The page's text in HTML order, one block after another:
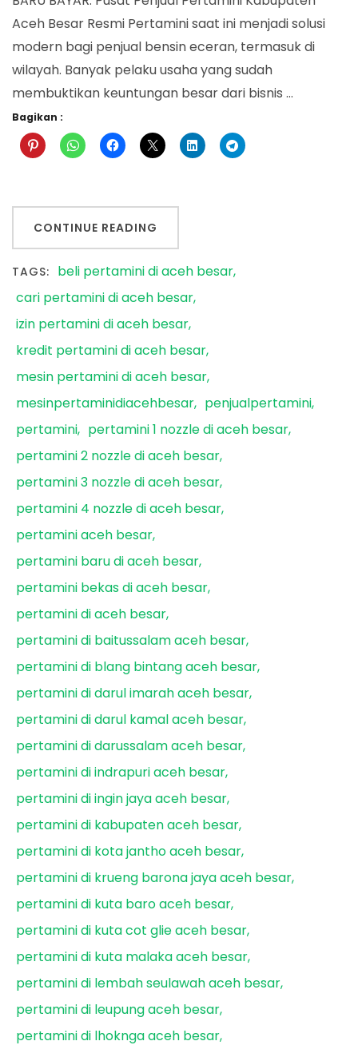
Aceh Besar Resmi Pertamini saat ini menjadi solusi
modern bagi penjual bensin eceran, termasuk di
wilayah. Banyak pelaku usaha yang sudah
membuktikan keuntungan besar dari bisnis …
Bagikan :
CONTINUE READING
TAGS: beli pertamini di aceh besar
cari pertamini di aceh besar
izin pertamini di aceh besar
kredit pertamini di aceh besar
mesin pertamini di aceh besar
mesinpertaminidiacehbesar
penjualpertamini
pertamini
pertamini 1 nozzle di aceh besar
pertamini 2 nozzle di aceh besar
pertamini 3 nozzle di aceh besar
pertamini 4 nozzle di aceh besar
pertamini aceh besar
pertamini baru di aceh besar
pertamini bekas di aceh besar
pertamini di aceh besar
pertamini di baitussalam aceh besar
pertamini di blang bintang aceh besar
pertamini di darul imarah aceh besar
pertamini di darul kamal aceh besar
pertamini di darussalam aceh besar
pertamini di indrapuri aceh besar
pertamini di ingin jaya aceh besar
pertamini di kabupaten aceh besar
pertamini di kota jantho aceh besar
pertamini di krueng barona jaya aceh besar
pertamini di kuta baro aceh besar
pertamini di kuta cot glie aceh besar
pertamini di kuta malaka aceh besar
pertamini di lembah seulawah aceh besar
pertamini di leupung aceh besar
pertamini di lhoknga aceh besar